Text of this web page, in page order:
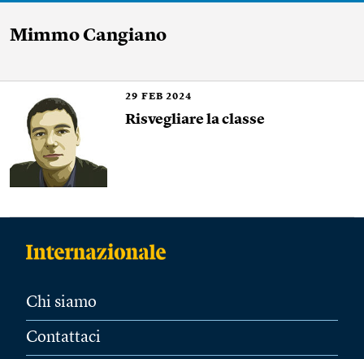
Mimmo Cangiano
29 FEB 2024
Risvegliare la classe
Chi siamo
Contattaci